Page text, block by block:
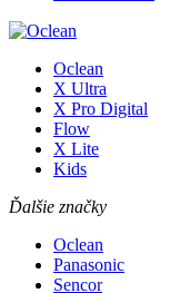
Oclean
X Ultra
X Pro Digital
Flow
X Lite
Kids
Ďalšie značky
Oclean
Panasonic
Sencor